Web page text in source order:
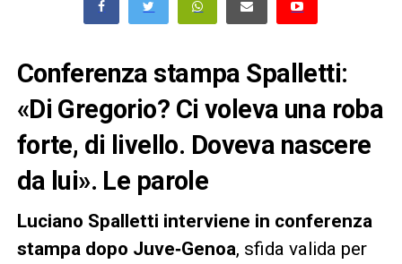
Conferenza stampa Spalletti:
«Di Gregorio? Ci voleva una roba
forte, di livello. Doveva nascere
da lui». Le parole
Luciano Spalletti interviene in conferenza
stampa dopo Juve‑Genoa, sfida valida per